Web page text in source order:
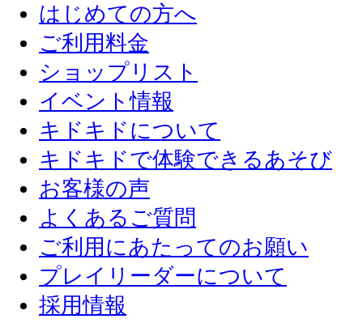
はじめての方へ
ご利用料金
ショップリスト
イベント情報
キドキドについて
キドキドで体験できるあそび
お客様の声
よくあるご質問
ご利用にあたってのお願い
プレイリーダーについて
採用情報